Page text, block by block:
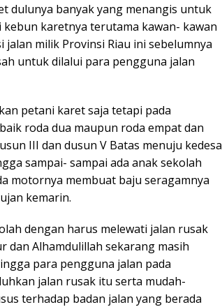
dulunya banyak yang menangis untuk
karetnya terutama kawan- kawan
milik Provinsi Riau ini sebelumnya
untuk dilalui para pengguna jalan
petani karet saja tetapi pada
roda dua maupun roda empat dan
III dan dusun V Batas menuju kedesa
sampai- sampai ada anak sekolah
motornya membuat baju seragamnya
kemarin.
dengan harus melewati jalan rusak
Alhamdulillah sekarang masih
para pengguna jalan pada
jalan rusak itu serta mudah-
terhadap badan jalan yang berada